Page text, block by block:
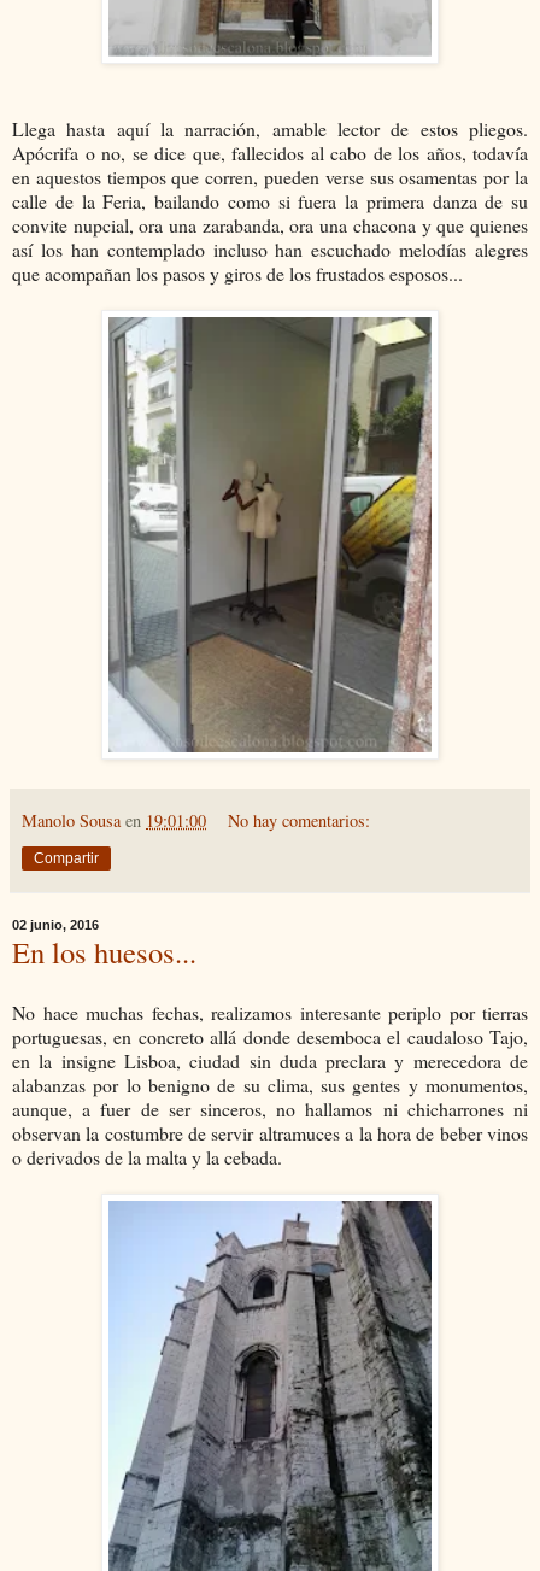
Llega hasta aquí la narración, amable lector de estos pliegos.
Apócrifa o no, se dice que, fallecidos al cabo de los años, todavía
en aquestos tiempos que corren, pueden verse sus osamentas por la
calle de la Feria, bailando como si fuera la primera danza de su
convite nupcial, ora una zarabanda, ora una chacona y que quienes
así los han contemplado incluso han escuchado melodías alegres
que acompañan los pasos y giros de los frustados esposos...
Manolo Sousa en 19:01:00 No hay comentarios:
Compartir
02 junio, 2016
En los huesos...
No hace muchas fechas, realizamos interesante periplo por tierras
portuguesas, en concreto allá donde desemboca el caudaloso Tajo,
en la insigne Lisboa, ciudad sin duda preclara y merecedora de
alabanzas por lo benigno de su clima, sus gentes y monumentos,
aunque, a fuer de ser sinceros, no hallamos ni chicharrones ni
observan la costumbre de servir altramuces a la hora de beber vinos
o derivados de la malta y la cebada.